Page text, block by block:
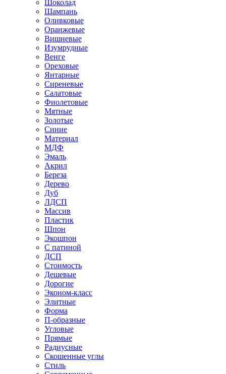
Шоколад
Шампань
Оливковые
Оранжевые
Вишневые
Изумрудные
Венге
Ореховые
Янтарные
Сиреневые
Салатовые
Фиолетовые
Мятные
Золотые
Синие
Материал
МДФ
Эмаль
Акрил
Береза
Дерево
Дуб
ЛДСП
Массив
Пластик
Шпон
Экошпон
С патиной
ДСП
Стоимость
Дешевые
Дорогие
Эконом-класс
Элитные
Форма
П-образные
Угловые
Прямые
Радиусные
Скошенные углы
Стиль